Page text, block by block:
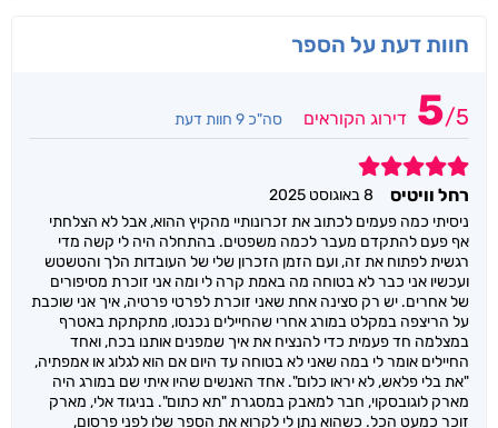
חוות דעת על הספר
5/5 דירוג הקוראים סה"כ 9 חוות דעת
5
רחל וויטיס
8 באוגוסט 2025
ניסיתי כמה פעמים לכתוב את זכרונותיי מהקיץ ההוא, אבל לא הצלחתי
אף פעם להתקדם מעבר לכמה משפטים. בהתחלה היה לי קשה מדי
רגשית לפתוח את זה, ועם הזמן הזכרון שלי של העובדות הלך והטשטש
ועכשיו אני כבר לא בטוחה מה באמת קרה לי ומה אני זוכרת מסיפורים
של אחרים. יש רק סצינה אחת שאני זוכרת לפרטי פרטיה, איך אני שוכבת
על הריצפה במקלט במורג אחרי שהחיילים נכנסו, מתקתקת באטרף
במצלמה חד פעמית כדי להנציח את איך שמפנים אותנו בכח, ואחד
החיילים אומר לי במה שאני לא בטוחה עד היום אם הוא לגלוג או אמפתיה,
"את בלי פלאש, לא יראו כלום". אחד האנשים שהיו איתי שם במורג היה
מארק לוגובסקוי, חבר למאבק במסגרת "תא כתום". בניגוד אלי, מארק
זוכר כמעט הכל. כשהוא נתן לי לקרוא את הספר שלו לפני פרסום,